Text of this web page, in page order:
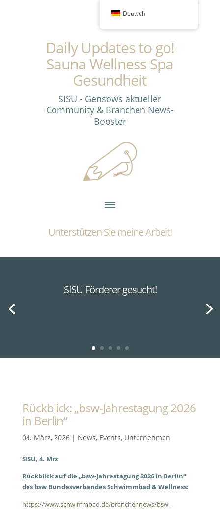
Daily Updates to go!
Sauna Wellness Spa
Gesundheit
SISU - Gensows aktueller
Community & Branchen News-
Booster
Unterstützen Sie meine Arbeit!
SISU Förderer gesucht!
Rückblick: „bsw-Jahrestagung 2026
in Berlin“
04. März, 2026| News, Events, Unternehmen
SISU, 4. Mrz
Rückblick auf die „bsw-Jahrestagung 2026 in Berlin“
des bsw Bundesverbandes Schwimmbad & Wellness:
https://www.schwimmbad.de/branchennews/bsw-
Deutsch